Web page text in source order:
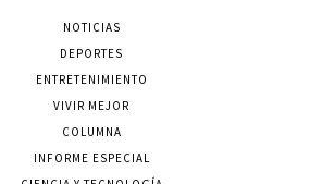
NOTICIAS
DEPORTES
ENTRETENIMIENTO
VIVIR MEJOR
COLUMNA
INFORME ESPECIAL